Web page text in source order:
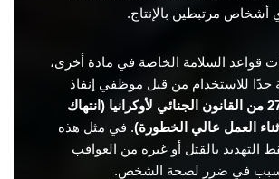
أشخاص مرتبطين بالإنتاج.
قواعد السلامة الخاصة في مادة أخرى،
جدًا للاستخدام من قبل موظفي إنفاذ
فن. 272 من القانون الجنائي لأوكرانيا (انتهاك
العمل عالي الخطورة). في مثل هذه
التهديد بالقتل أو غيره من العواقب
في ضرر لصحة الشخص.